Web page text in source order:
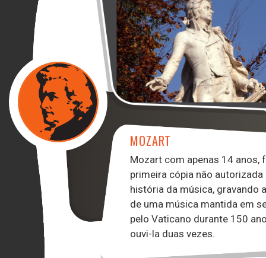
MOZART
Mozart com apenas 14 anos,
primeira cópia não autorizada
história da música, gravando
de uma música mantida em
pelo Vaticano durante 150
ouvi-la duas vezes.